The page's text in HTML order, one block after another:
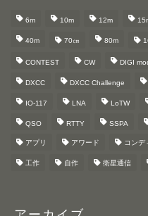
6m 10m 12m
40m 70㎝ 80m
CONTEST CW DIGI
DXCC DXCC Challenge
IO-117 LNA LoTW
QSO RTTY SSPA
アプリ アワード コンデ
工作 自作 衛星通信